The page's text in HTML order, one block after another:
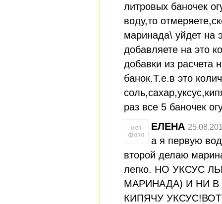
литровых баночек
воду,то
маринада\ уйдет на
добавляете на это
добавки из расчета
банок.Т.е.в это
раз все 5 баночек
ЕЛЕНА
а я первую
второй делаю
легко. НО УКСУС
МАРИНАДА) И НИ
КИПЯЧУ